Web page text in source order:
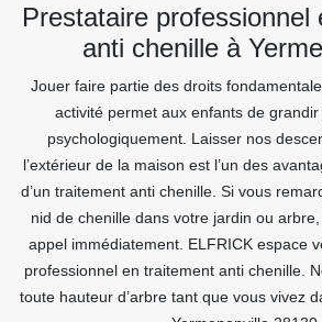
Prestataire professionnel
anti chenille à
Jouer faire partie des droits
activité permet aux enfants de
psychologiquement. Laisser nos
l’extérieur de la maison est l’un des
d’un traitement anti chenille. Si vous
nid de chenille dans votre jardin ou
appel immédiatement. ELFRICK espace
professionnel en traitement anti chenille.
toute hauteur d’arbre tant que vous vivez